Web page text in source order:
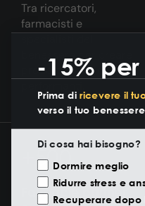
Tra ricercatori,
farmacisti e
benessere per creare
prodotti sicuri e
+500
Farmacie partner
-15%
Prima di ricevere il
verso il tuo
Di cosa hai bisogno?
Motivazione Visita
Dormire meglio
Ridurre stress e
Recuperare dopo